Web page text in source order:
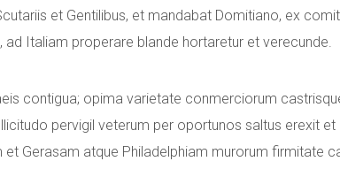
et Gentilibus, et mandabat Domitiano, ex
Italiam properare blande hortaretur et verecunde.
contigua; opima varietate conmerciorum
pervigil veterum per oportunos saltus erexit
Gerasam atque Philadelphiam murorum firmitate